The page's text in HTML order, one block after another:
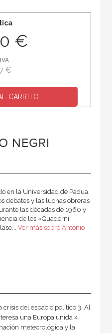
€
€
CARRITO
NEGRI
en la Universidad de Padua,
debates y las luchas obreras
las décadas de 1960 y
de los «Quaderni
Ver más sobre Antonio
crisis del espacio político 3. Al
una Europa unida 4.
meteorológica y la